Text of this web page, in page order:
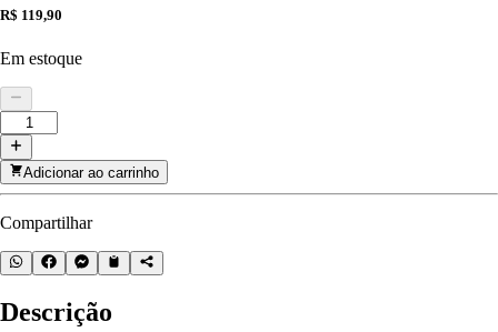
R$ 119,90
Em estoque
Adicionar ao carrinho
Compartilhar
Descrição